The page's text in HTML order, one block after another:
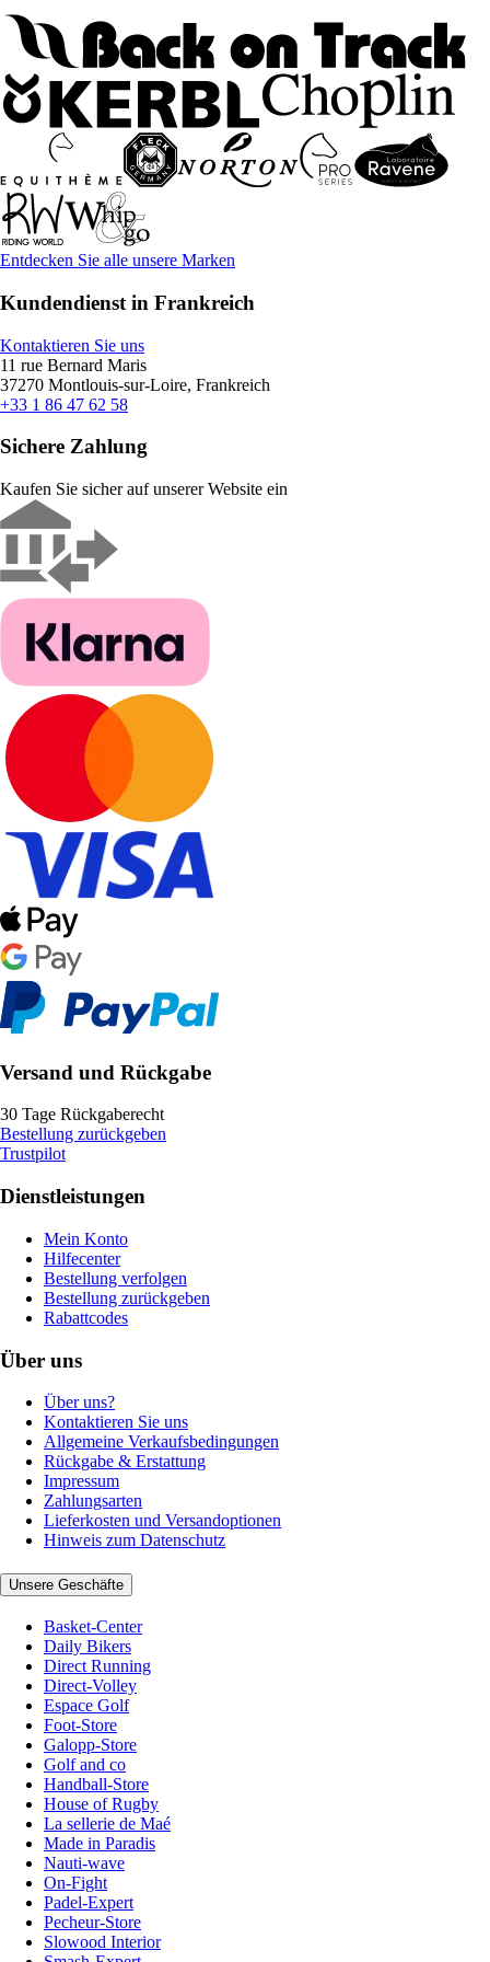
Entdecken Sie alle unsere Marken
Kundendienst in Frankreich
Kontaktieren Sie uns
11 rue Bernard Maris
37270 Montlouis-sur-Loire, Frankreich
+33 1 86 47 62 58
Sichere Zahlung
Kaufen Sie sicher auf unserer Website ein
Versand und Rückgabe
30 Tage Rückgaberecht
Bestellung zurückgeben
Trustpilot
Dienstleistungen
Mein Konto
Hilfecenter
Bestellung verfolgen
Bestellung zurückgeben
Rabattcodes
Über uns
Über uns?
Kontaktieren Sie uns
Allgemeine Verkaufsbedingungen
Rückgabe & Erstattung
Impressum
Zahlungsarten
Lieferkosten und Versandoptionen
Hinweis zum Datenschutz
Unsere Geschäfte
Basket-Center
Daily Bikers
Direct Running
Direct-Volley
Espace Golf
Foot-Store
Galopp-Store
Golf and co
Handball-Store
House of Rugby
La sellerie de Maé
Made in Paradis
Nauti-wave
On-Fight
Padel-Expert
Pecheur-Store
Slowood Interior